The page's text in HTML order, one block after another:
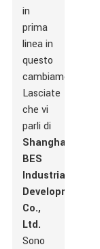
in
prima
linea in
questo
cambiamento.
Lasciate
che vi
parli di
Shanghai
BES
Industrial
Development
Co.,
Ltd.
Sono